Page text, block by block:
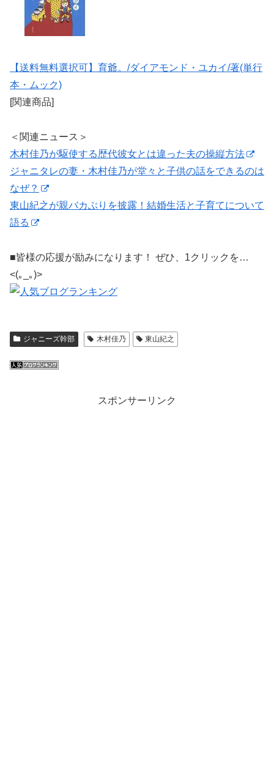
【送料無料選択可】育爺。/ダイアモンド・ユカイ/著(単行
本・ムック)
[関連商品]
＜関連ニュース＞
木村佳乃が駆使する歴代彼女とは違った夫の操縦方法
ジャニタレの妻・木村佳乃が堂々と子供の話をできるのは
なぜ？
東山紀之が親バカぶりを披露！結婚生活と子育てについて
語る
■皆様の応援が励みになります！ ぜひ、1クリックを…
<(｡_｡)>
ジャニーズ幹部 木村佳乃 東山紀之
スポンサーリンク